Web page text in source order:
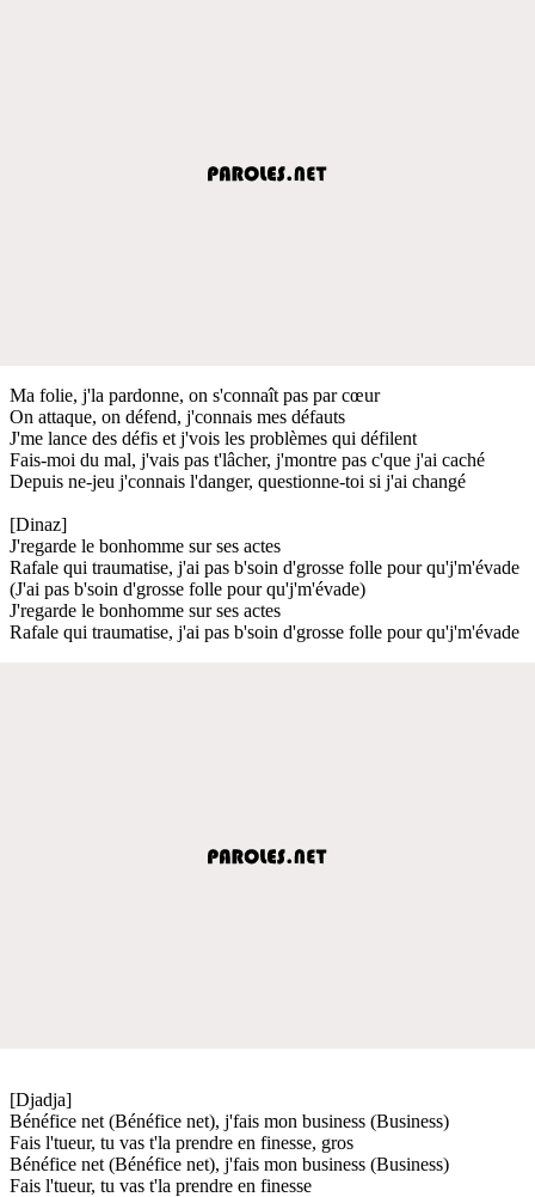
Ma folie, j'la pardonne, on s'connaît pas par cœur
On attaque, on défend, j'connais mes défauts
J'me lance des défis et j'vois les problèmes qui défilent
Fais-moi du mal, j'vais pas t'lâcher, j'montre pas c'que j'ai caché
Depuis ne-jeu j'connais l'danger, questionne-toi si j'ai changé
[Dinaz]
J'regarde le bonhomme sur ses actes
Rafale qui traumatise, j'ai pas b'soin d'grosse folle pour qu'j'm'évade
(J'ai pas b'soin d'grosse folle pour qu'j'm'évade)
J'regarde le bonhomme sur ses actes
Rafale qui traumatise, j'ai pas b'soin d'grosse folle pour qu'j'm'évade
[Djadja]
Bénéfice net (Bénéfice net), j'fais mon business (Business)
Fais l'tueur, tu vas t'la prendre en finesse, gros
Bénéfice net (Bénéfice net), j'fais mon business (Business)
Fais l'tueur, tu vas t'la prendre en finesse